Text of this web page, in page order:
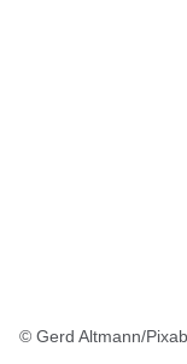
© Gerd Altmann/